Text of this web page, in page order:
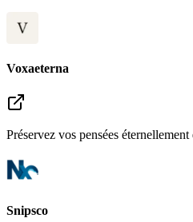
Voxaeterna
Préservez vos pensées
Snipsco